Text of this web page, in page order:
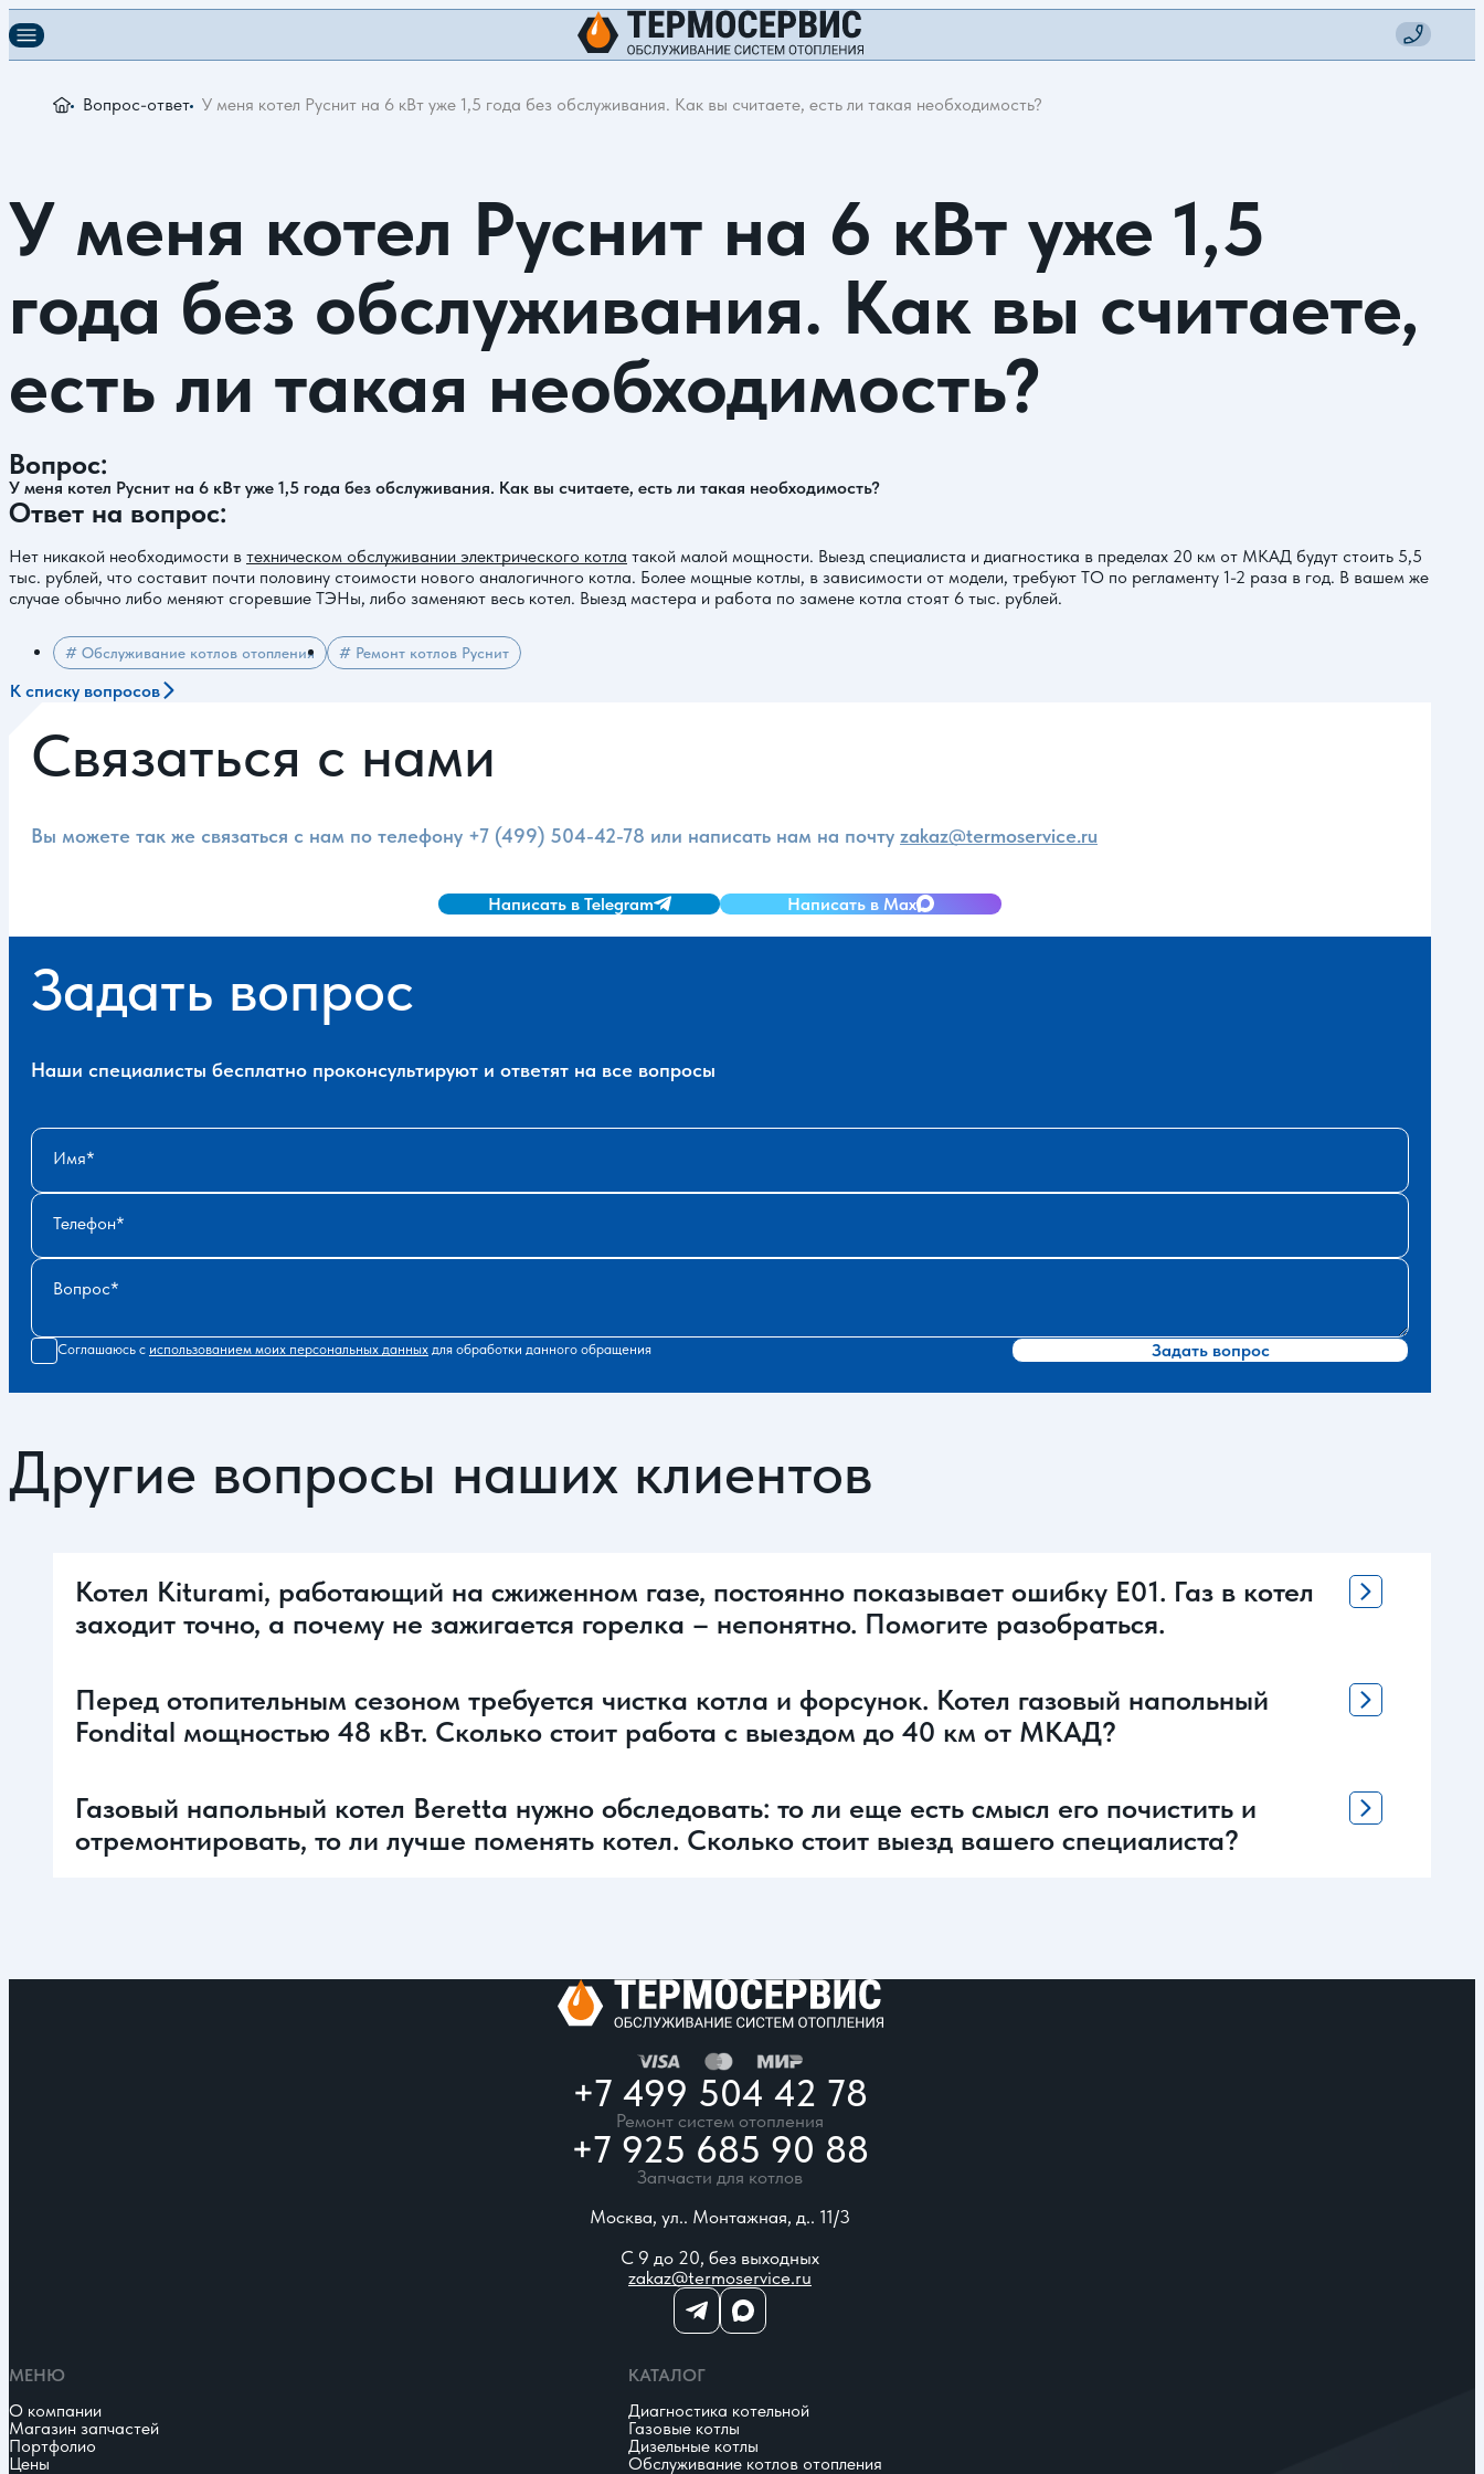
Вопрос-ответ У меня котел Руснит на 6 кВт уже 1,5 года без обслуживания. Как вы считаете, есть ли такая необходимость?
У меня котел Руснит на 6 кВт уже 1,5
года без обслуживания. Как вы считаете,
есть ли такая необходимость?
Вопрос:
У меня котел Руснит на 6 кВт уже 1,5 года без обслуживания. Как вы считаете, есть ли такая необходимость?
Ответ на вопрос:
Нет никакой необходимости в техническом обслуживании электрического котла такой малой мощности. Выезд специалиста и диагностика в пределах 20 км от МКАД будут стоить 5,5
тыс. рублей, что составит почти половину стоимости нового аналогичного котла. Более мощные котлы, в зависимости от модели, требуют ТО по регламенту 1-2 раза в год. В вашем же
случае обычно либо меняют сгоревшие ТЭНы, либо заменяют весь котел. Выезд мастера и работа по замене котла стоят 6 тыс. рублей.
# Обслуживание котлов отопления # Ремонт котлов Руснит
К списку вопросов
Связаться с нами
Вы можете так же связаться с нам по телефону +7 (499) 504-42-78 или написать нам на почту zakaz@termoservice.ru
Написать в Telegram Написать в Max
Задать вопрос
Наши специалисты бесплатно проконсультируют и ответят на все вопросы
Имя
Телефон
Вопрос
Соглашаюсь с использованием моих персональных данных для обработки данного обращения Задать вопрос
Другие вопросы наших клиентов
Котел Kiturami, работающий на сжиженном газе, постоянно показывает ошибку Е01. Газ в котел
заходит точно, а почему не зажигается горелка – непонятно. Помогите разобраться.
Перед отопительным сезоном требуется чистка котла и форсунок. Котел газовый напольный
Fondital мощностью 48 кВт. Сколько стоит работа с выездом до 40 км от МКАД?
Газовый напольный котел Beretta нужно обследовать: то ли еще есть смысл его почистить и
отремонтировать, то ли лучше поменять котел. Сколько стоит выезд вашего специалиста?
+7 499 504 42 78
Ремонт систем отопления
+7 925 685 90 88
Запчасти для котлов
Москва, ул.. Монтажная, д.. 11/3
С 9 до 20, без выходных
zakaz@termoservice.ru
МЕНЮ
О компании
Магазин запчастей
Портфолио
Цены
КАТАЛОГ
Диагностика котельной
Газовые котлы
Дизельные котлы
Обслуживание котлов отопления